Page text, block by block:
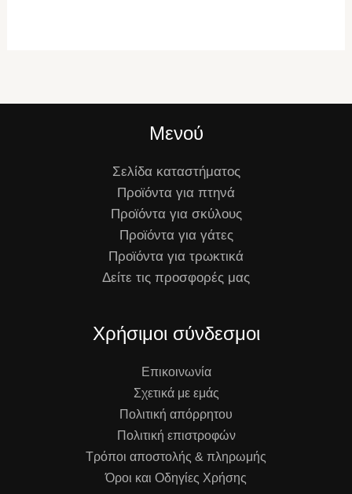
Μενού
Σελίδα καταστήματος
Προϊόντα για πτηνά
Προϊόντα για σκύλους
Προϊόντα για γάτες
Προϊόντα για τρωκτικά
Δείτε τις προσφορές μας
Χρήσιμοι σύνδεσμοι
Επικοινωνία
Σχετικά με εμάς
Πολιτική απόρρητου
Πολιτική επιστροφών
Τρόποι αποστολής & πληρωμής
Όροι και Οδηγίες Χρήσης